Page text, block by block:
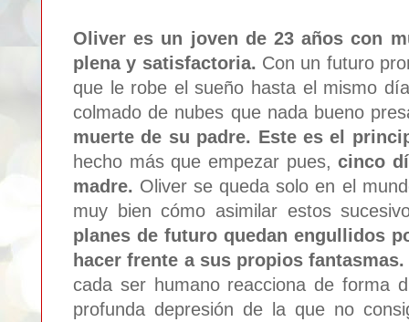
Oliver es un joven de 23 años con
plena y satisfactoria. Con un futuro
que le robe el sueño hasta el mismo
colmado de nubes que nada bueno
muerte de su padre. Este es el
hecho más que empezar pues, cinco
madre. Oliver se queda solo en el
muy bien cómo asimilar estos
planes de futuro quedan engullidos
hacer frente a sus propios
cada ser humano reacciona de forma
profunda depresión de la que no